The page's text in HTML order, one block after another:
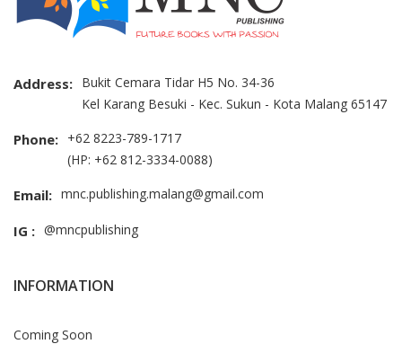
Address: Bukit Cemara Tidar H5 No. 34-36
Kel Karang Besuki - Kec. Sukun - Kota Malang 65147
Phone: +62 8223-789-1717
(HP: +62 812-3334-0088)
Email: mnc.publishing.malang@gmail.com
IG : @mncpublishing
INFORMATION
Coming Soon